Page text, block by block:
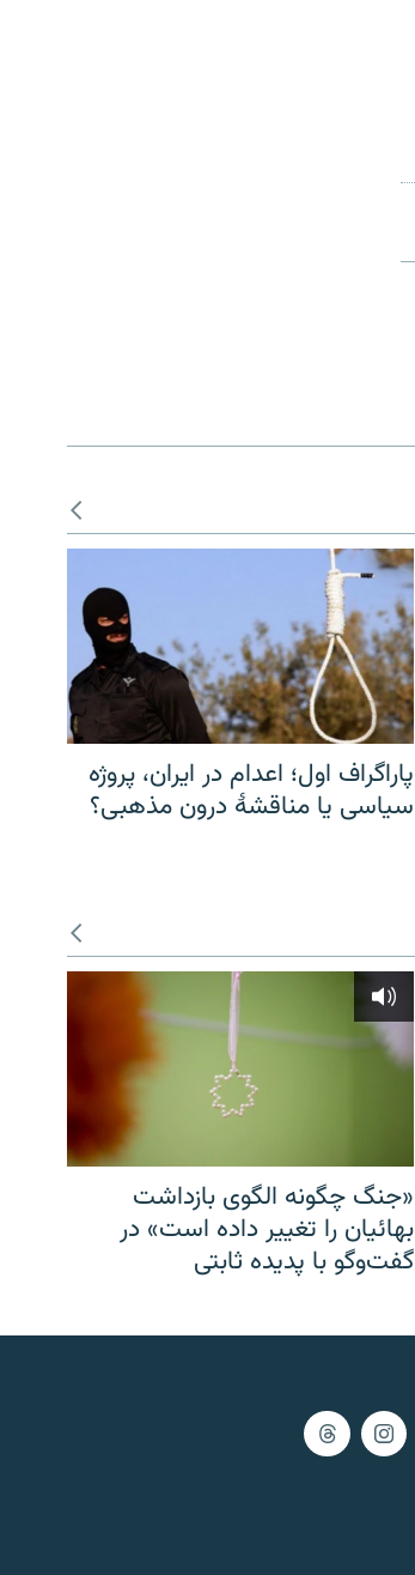
پاراگراف اول؛ اعدام در ایران، پروژه
سیاسی یا مناقشهٔ درون مذهبی؟
«جنگ چگونه الگوی بازداشت
بهائیان را تغییر داده است» در
گفت‌وگو با پدیده ثابتی